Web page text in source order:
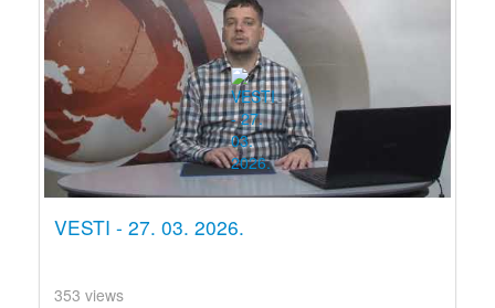
VESTI - 27. 03. 2026.
353 views